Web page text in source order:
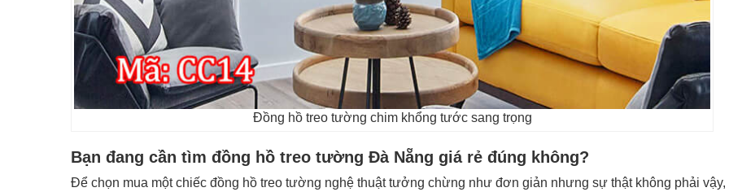
Đồng hồ treo tường chim khổng tước sang trọng
Bạn đang cần tìm đồng hồ treo tường Đà Nẵng giá rẻ đúng không?
Để chọn mua một chiếc đồng hồ treo tường nghệ thuật tưởng chừng như đơn giản nhưng sự thật không phải vậy,